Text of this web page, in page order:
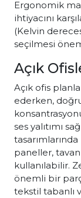
Ergonomik
ihtiyacını
(Kelvin
seçilmesi
Açık
Açık ofis
ederken,
ses yalıtımı
paneller,
kullanılabilir.
önemli bir
tekstil tabanlı